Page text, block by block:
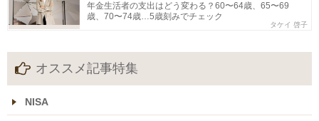
年金生活者の支出はどう変わる？60〜64歳、65〜69
歳、70〜74歳…5歳刻みでチェック
タケイ 啓子
オススメ記事特集
NISA